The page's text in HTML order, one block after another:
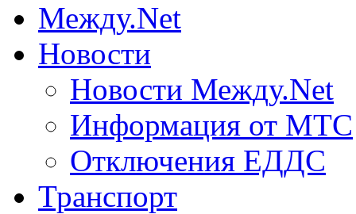
Между.Net
Новости
Новости Между.Net
Информация от МТС
Отключения ЕДДС
Транспорт